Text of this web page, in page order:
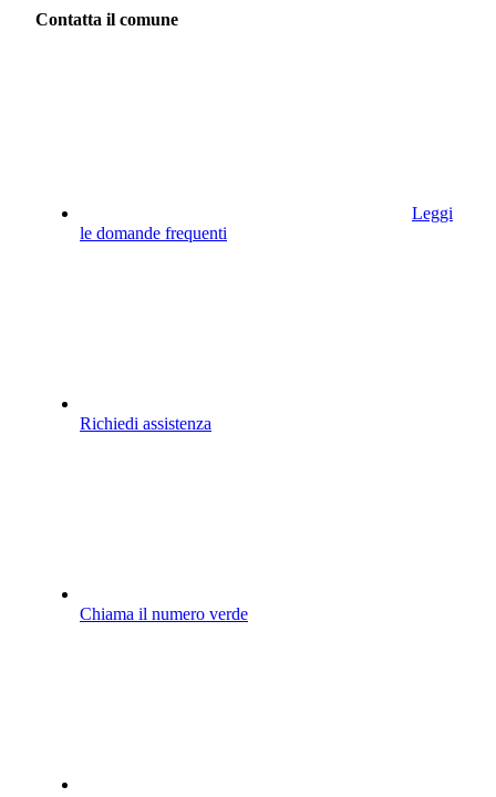
Contatta il comune
Leggi
le domande frequenti
Richiedi assistenza
Chiama il numero verde